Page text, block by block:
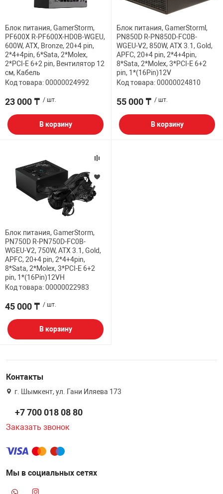
Блок питания, GamerStorm,
PF600X R-PF600X-HD0B-WGEU,
600W, ATX, Bronze, 20+4 pin,
2*4+4pin, 6*Sata, 2*Molex,
2*PCI-E 6+2 pin, Вентилятор 12
см, Кабель
Код товара: 00000024992
23 000 ₸ / шт.
В корзину
Блок питания, GamerStorml,
PN850D R-PN850D-FC0B-
WGEU-V2, 850W, ATX 3.1, Gold,
APFC, 20+4 pin, 2*4+4pin,
8*Sata, 2*Molex, 3*PCI-E 6+2
pin, 1*(16Pin)12V
Код товара: 00000024810
55 000 ₸ / шт.
В корзину
Блок питания, GamerStorm,
PN750D R-PN750D-FC0B-
WGEU-V2, 750W, ATX 3.1, Gold,
APFC, 20+4 pin, 2*4+4pin,
8*Sata, 2*Molex, 3*PCI-E 6+2
pin, 1*(16Pin)12VH
Код товара: 00000022983
45 000 ₸ / шт.
В корзину
Контакты
г. Шымкент, ул. Гани Иляева 173
+7 700 018 08 80
Заказать звонок
Мы в социальных сетях